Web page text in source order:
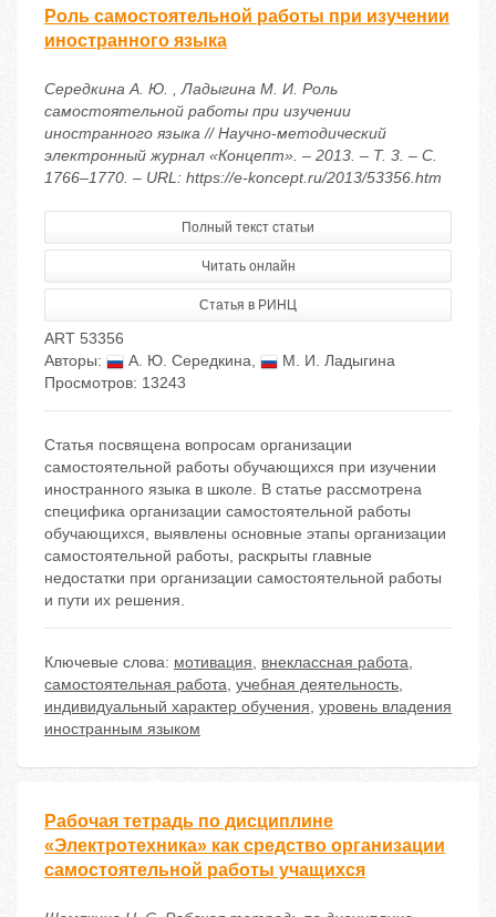
Роль самостоятельной работы при изучении
иностранного языка
Середкина А. Ю. , Ладыгина М. И. Роль
самостоятельной работы при изучении
иностранного языка // Научно-методический
электронный журнал «Концепт». – 2013. – Т. 3. – С.
1766–1770. – URL: https://e-koncept.ru/2013/53356.htm
Полный текст статьи
Читать онлайн
Статья в РИНЦ
ART 53356
Авторы:
А. Ю. Середкина,
М. И. Ладыгина
Просмотров: 13243
Статья посвящена вопросам организации
самостоятельной работы обучающихся при изучении
иностранного языка в школе. В статье рассмотрена
специфика организации самостоятельной работы
обучающихся, выявлены основные этапы организации
самостоятельной работы, раскрыты главные
недостатки при организации самостоятельной работы
и пути их решения.
Ключевые слова: мотивация, внеклассная работа,
самостоятельная работа, учебная деятельность,
индивидуальный характер обучения, уровень владения
иностранным языком
Рабочая тетрадь по дисциплине
«Электротехника» как средство организации
самостоятельной работы учащихся